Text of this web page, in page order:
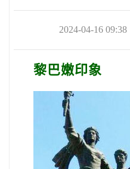
2024-04-16 09:38
黎巴嫩印象